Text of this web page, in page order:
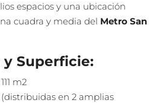
espacios y una ubicación
cuadra y media del Metro San
Superficie:
111 m2
(distribuidas en 2 amplias